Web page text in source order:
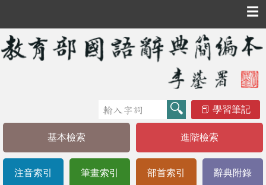
☰
學習筆記
基本檢索 進階檢索
注音索引 筆畫索引 部首索引 辭典附錄